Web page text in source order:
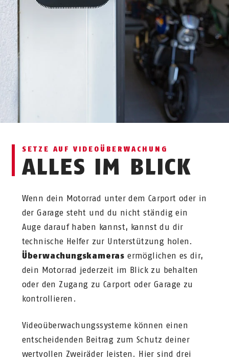
SETZE AUF VIDEO­ÜBERWACHUNG
ALLES IM BLICK
Wenn dein Motorrad unter dem Carport oder in
der Garage steht und du nicht ständig ein
Auge darauf haben kannst, kannst du dir
technische Helfer zur Unterstützung holen.
Überwachungskameras ermöglichen es dir,
dein Motorrad jederzeit im Blick zu behalten
oder den Zugang zu Carport oder Garage zu
kontrollieren.
Videoüberwachungssysteme können einen
entscheidenden Beitrag zum Schutz deiner
wertvollen Zweiräder leisten. Hier sind drei